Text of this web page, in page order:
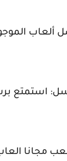
ألعاب
استمتع
مجانا